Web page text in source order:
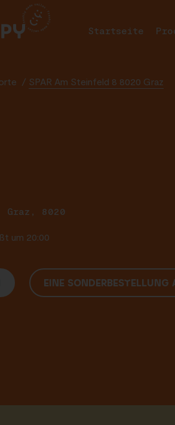
Startseite
/ SPAR Am Steinfeld 8 8020 Graz
Graz, 8020
um 20:00
EINE SONDERBESTELLUNG